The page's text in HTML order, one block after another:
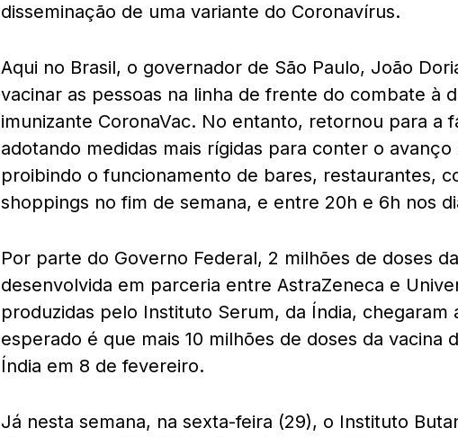
disseminação de uma variante do Coronavírus.
Aqui no Brasil, o governador de São Paulo, João
vacinar as pessoas na linha de frente do combate à
imunizante CoronaVac. No entanto, retornou para a
adotando medidas mais rígidas para conter o avanço
proibindo o funcionamento de bares, restaurantes,
shoppings no fim de semana, e entre 20h e 6h nos
Por parte do Governo Federal, 2 milhões de doses
desenvolvida em parceria entre AstraZeneca e
produzidas pelo Instituto Serum, da Índia, chegaram
esperado é que mais 10 milhões de doses da vacina
Índia em 8 de fevereiro.
Já nesta semana, na sexta-feira (29), o Instituto